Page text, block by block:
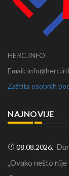
HERC.INFO
Email:
Zaštita osobnih
NAJNOVIJE
08.08.2026.
„Ovako nešto nije